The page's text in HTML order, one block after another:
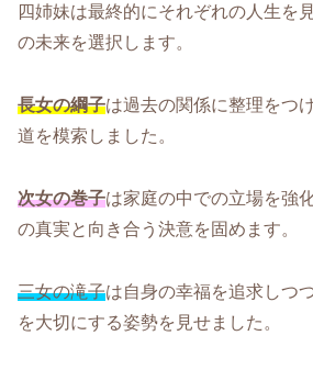
四姉妹は最終的にそれぞれの人生を
の未来を選択します。
長女の綱子は過去の関係に整理をつ
道を模索しました。
次女の巻子は家庭の中での立場を強
の真実と向き合う決意を固めます。
三女の滝子は自身の幸福を追求しつ
を大切にする姿勢を見せました。